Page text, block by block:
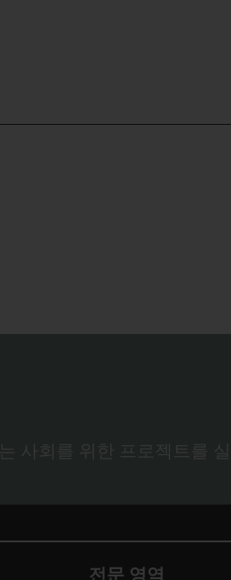
사회를 위한 프로젝트를
전문 영역